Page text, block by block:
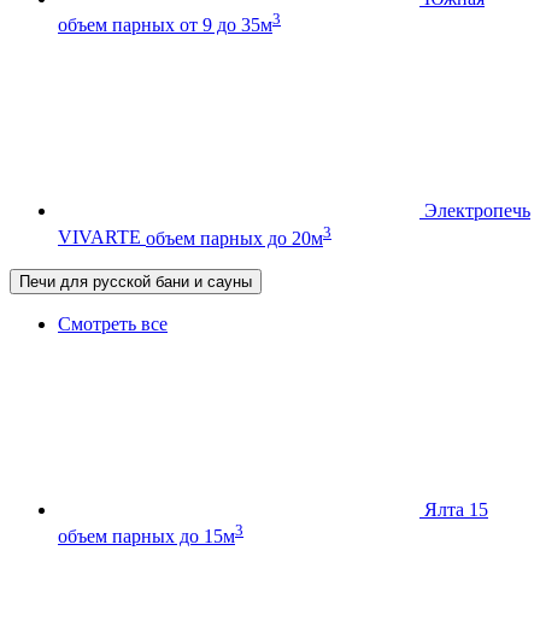
объем парных от 9 до 35м3
Электропечь
VIVARTE объем парных до 20м3
Печи для русской бани и сауны
Смотреть все
Ялта 15
объем парных до 15м3